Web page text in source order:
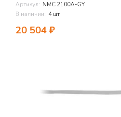
Артикул: NMC 2100A-GY
В наличии: 4 шт
20 504₽